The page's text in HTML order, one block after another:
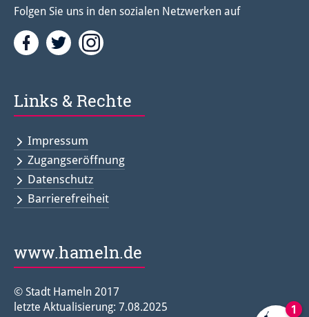
Folgen Sie uns in den sozialen Netzwerken auf
FacebookTwitter<
Links & Rechte
Impressum
Zugangseröffnung
Datenschutz
Barrierefreiheit
www.hameln.de
© Stadt Hameln 2017
letzte Aktualisierung: 7.08.2025